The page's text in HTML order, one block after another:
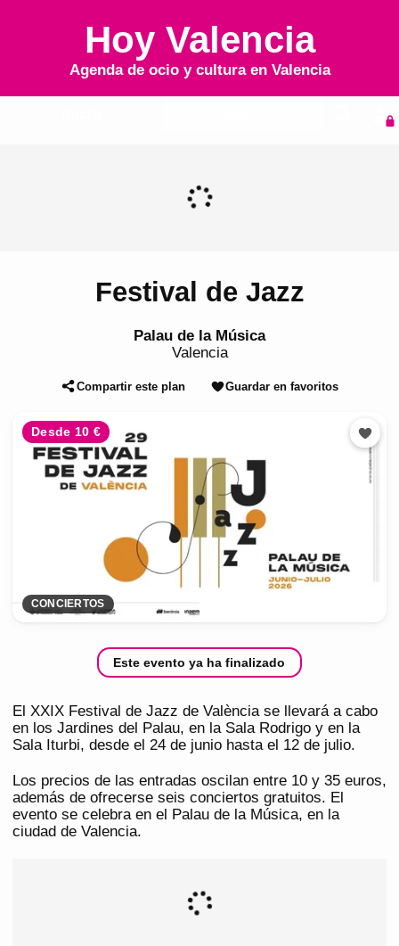
Hoy Valencia
Agenda de ocio y cultura en Valencia
Festival de Jazz
Palau de la Música
Valencia
Compartir este plan Guardar en favoritos
Desde 10 €
CONCIERTOS
Este evento ya ha finalizado
El XXIX Festival de Jazz de València se llevará a cabo
en los Jardines del Palau, en la Sala Rodrigo y en la
Sala Iturbi, desde el 24 de junio hasta el 12 de julio.
Los precios de las entradas oscilan entre 10 y 35 euros,
además de ofrecerse seis conciertos gratuitos. El
evento se celebra en el Palau de la Música, en la
ciudad de Valencia.